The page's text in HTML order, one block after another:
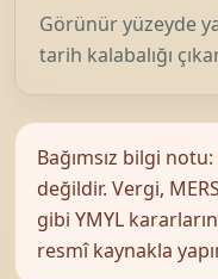
Görünür yüzeyde
tarih kalabalığı
Bağımsız bilgi
değildir. Vergi,
gibi YMYL
resmî kaynakla